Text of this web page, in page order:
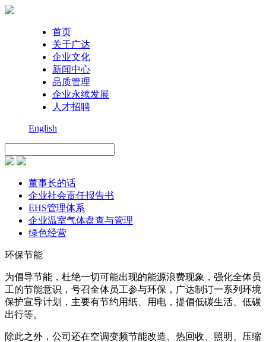
首页
关于广达
企业文化
新闻中心
品质管理
企业永续发展
人才招聘
English
董事长的话
企业社会责任报告书
EHS管理体系
企业温室气体盘查与管理
绿色经营
环保节能
为倡导节能，杜绝一切可能出现的能源浪费现象，强化全体员
工的节能意识，号召全体员工参与环保，广达制订一系列环境
保护宣导计划，主要有节约用纸、用电，提倡低碳生活、低碳
出行等。
除此之外，公司还在空调变频节能改造、热回收、照明、压缩